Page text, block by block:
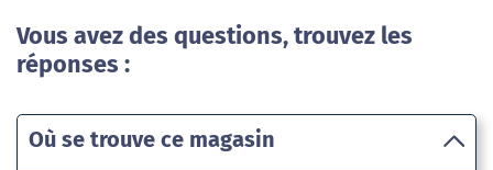
Vous avez des questions, trouvez les
réponses :
Où se trouve ce magasin